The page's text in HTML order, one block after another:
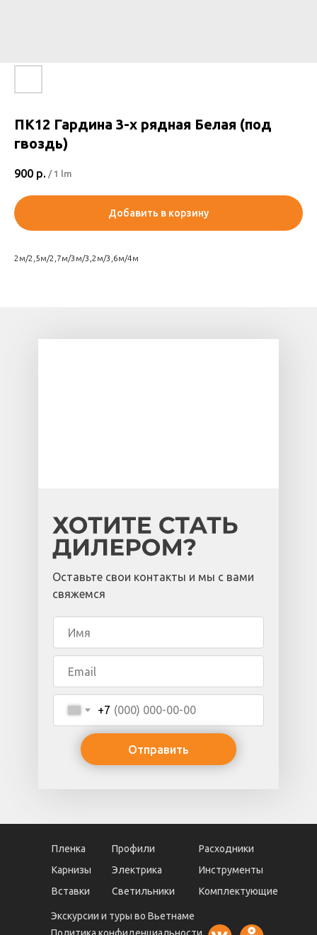
ПК12 Гардина 3-х рядная Белая (под
гвоздь)
900 р. / 1 lm
Добавить в корзину
2м/2,5м/2,7м/3м/3,2м/3,6м/4м
+7
Отправить
Оставьте свои контакты и мы с вами
свяжемся
Пленка Профили
Вставки Комплектующие
Светильники
Карнизы Электрика Инструменты
Экскурсии и туры во Вьетнаме
Расходники